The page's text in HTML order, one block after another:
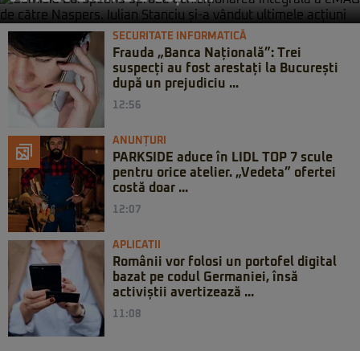
SECURITATE INFORMATICĂ
Frauda „Banca Națională”: Trei
suspecți au fost arestați la București
după un prejudiciu ...
12:56
ANUNȚURI
PARKSIDE aduce în LIDL TOP 7 scule
pentru orice atelier. „Vedeta” ofertei
costă doar ...
12:07
APLICATII
Românii vor folosi un portofel digital
bazat pe codul Germaniei, însă
activiștii avertizează ...
11:08